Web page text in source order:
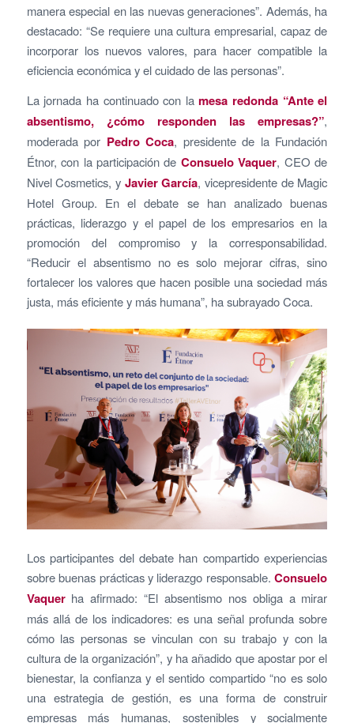
manera especial en las nuevas generaciones”. Además, ha
destacado: “Se requiere una cultura empresarial, capaz de
incorporar los nuevos valores, para hacer compatible la
eficiencia económica y el cuidado de las personas”.
La jornada ha continuado con lamesa redonda “Ante el
absentismo, ¿cómo responden las empresas?”,
moderada por Pedro Coca, presidente de la Fundación
Étnor, con la participación de Consuelo Vaquer, CEO de
Nivel Cosmetics, y Javier García, vicepresidente de Magic
Hotel Group. En el debate se han analizado buenas
prácticas, liderazgo y el papel de los empresarios en la
promoción del compromiso y la corresponsabilidad.
“Reducir el absentismo no es solo mejorar cifras, sino
fortalecer los valores que hacen posible una sociedad más
justa, más eficiente y más humana”, ha subrayado Coca.
Los participantes del debate han compartido experiencias
sobre buenas prácticas y liderazgo responsable.Consuelo
Vaquerha afirmado: “El absentismo nos obliga a mirar
más allá de los indicadores: es una señal profunda sobre
cómo las personas se vinculan con su trabajo y con la
cultura de la organización”, y ha añadido que apostar por el
bienestar, la confianza y el sentido compartido “no es solo
una estrategia de gestión, es una forma de construir
empresas más humanas, sostenibles y socialmente